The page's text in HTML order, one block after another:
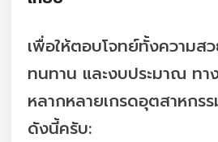
เพื่อให้ตอบโจทย์ทั้งความส
ทนทาน และงบประมาณ ทา
หลากหลายเกรดอุตสาหกรร
ดังนี้ครับ: